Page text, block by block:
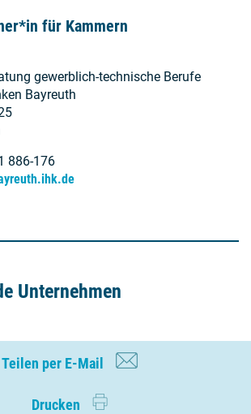
für Kammern
gewerblich-technische Berufe
Bayreuth
886-176
Unternehmen
Industries AG
Teilen per E-Mail
Drucken